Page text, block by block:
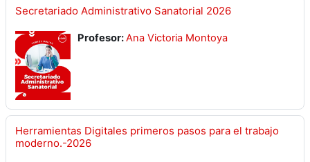
Secretariado Administrativo Sanatorial 2026
Profesor:Ana Victoria Montoya
Herramientas Digitales primeros pasos para el trabajo
moderno.-2026